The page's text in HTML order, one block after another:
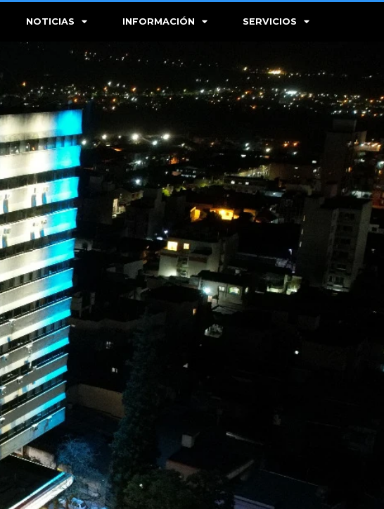
NOTICIAS INFORMACIÓN SERVICIOS